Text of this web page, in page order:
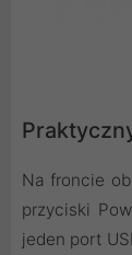
Na froncie
przyciski
jeden port